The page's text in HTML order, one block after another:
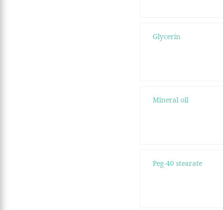
Glycerin
Mineral oil
Peg-40 stearate